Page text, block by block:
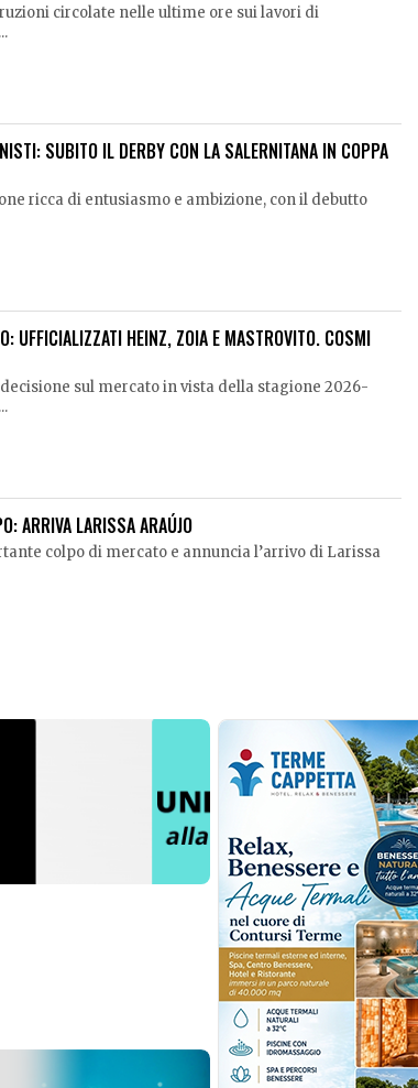
circolate nelle ultime ore sui lavori di
SUBITO IL DERBY CON LA SALERNITANA IN COPPA
ricca di entusiasmo e ambizione, con il debutto
UFFICIALIZZATI HEINZ, ZOIA E MASTROVITO. COSMI
sul mercato in vista della stagione 2026-
ARRIVA LARISSA ARAÚJO
colpo di mercato e annuncia l’arrivo di Larissa